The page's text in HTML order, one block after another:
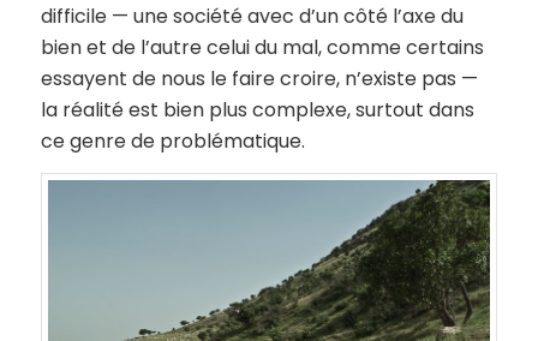
difficile — une société avec d’un côté l’axe du
bien et de l’autre celui du mal, comme certains
essayent de nous le faire croire, n’existe pas —
la réalité est bien plus complexe, surtout dans
ce genre de problématique.